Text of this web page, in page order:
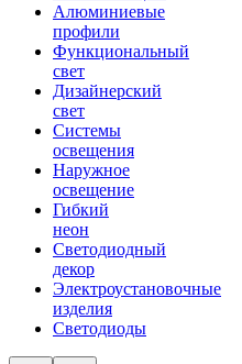
Алюминиевые
профили
Функциональный
свет
Дизайнерский
свет
Системы
освещения
Наружное
освещение
Гибкий
неон
Светодиодный
декор
Электроустановочные
изделия
Светодиоды